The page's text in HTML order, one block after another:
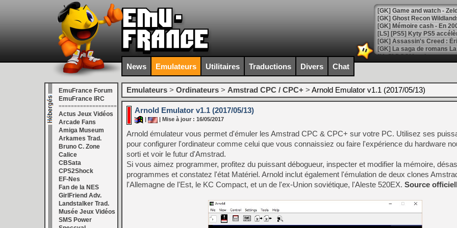
[Mo5] DOOM arrive en
[GK] Bethesda fête les 30
[GK] Roblox : l'action en
[GK] Agenda - GeForce
[LS] [PS5] ps5-y2jb-
[GK] Pourquoi Marvel
[GK] Test : Restory : Chill
[GK] GTA 6 : Rockstar
[GK] Hot Wheels Infinite
[GK] Mémoire cash -
[GK] Résultats Nintendo :
[GK] Déjà des
[Mo5] Brickboy cherche à
[GK] Minecraft et ses «
News Emulateurs Utilitaires Traductions Divers Chat
EmuFrance Forum
EmuFrance IRC
===================
Actus Jeux Vidéos
Arcade Fans
Amiga Museum
Arkames Trad.
Bruno C. Zone
Calice
CBSata
CPS2Shock
EF-Nes
Fan de la NES
GirlFriend Adv.
Landstalker Trad.
Musée Jeux Vidéos
SMS Power
Emulateurs > Ordinateurs > Amstrad CPC / CPC+ > Arnold Emulator v1.1 (2017/05/13)
Arnold Emulator v1.1 (2017/05/13)
| Mise à jour : 16/05/2017
Arnold émulateur vous permet d'émuler les Amstrad CPC & CPC+ sur votre PC. Utilisez ses
pour configurer l'ordinateur comme celui que vous connaissiez ou faire l'expérience du hardware
sorti et voir le futur d'Amstrad.
Si vous aimez programmer, profitez du puissant débogueur, inspecter et modifier la mémoire,
programmes et constatez l'état Matériel. Arnold inclut également l'émulation de deux clones
l'Allemagne de l'Est, le KC Compact, et un de l'ex-Union soviétique, l'Aleste 520EX. Source